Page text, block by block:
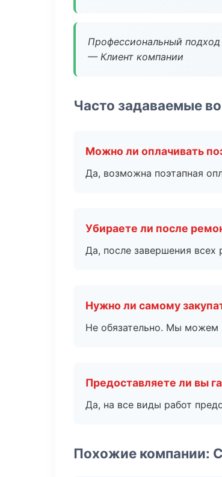
Профессиональный
— Клиент компании
Часто задаваемые
Можно ли оплачивать
Да, возможна поэтапная
Убираете ли после
Да, после завершения всех
Нужно ли самому
Не обязательно. Мы можем
Предоставляете ли вы
Да, на все виды работ
Похожие компании: